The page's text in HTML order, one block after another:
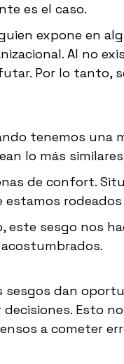
es el caso.
expone en
Al no
Por lo tanto,
tenemos una
lo más
de confort.
este sesgo nos
sesgos dan
Esto
a cometer